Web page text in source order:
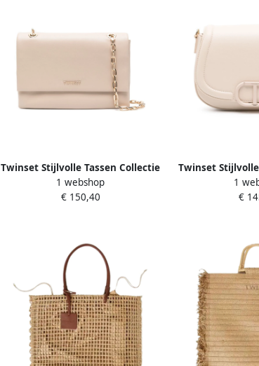
Twinset Stijlvolle Tassen Collectie
Beige Dames
1 webshop
€ 150,40
Twinset
Beige
1
€